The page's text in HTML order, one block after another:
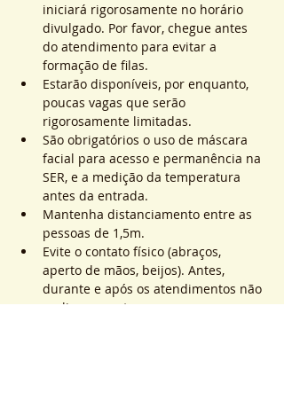
iniciará rigorosamente no horário
divulgado. Por favor, chegue antes
do atendimento para evitar a
formação de filas.
Estarão disponíveis, por enquanto,
poucas vagas que serão
rigorosamente limitadas.
São obrigatórios o uso de máscara
facial para acesso e permanência na
SER, e a medição da temperatura
antes da entrada.
Mantenha distanciamento entre as
pessoas de 1,5m.
Evite o contato físico (abraços,
aperto de mãos, beijos). Antes,
durante e após os atendimentos não
realizaremos toques.